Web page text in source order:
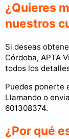
¿Quieres
nuestros
Si deseas
Córdoba, APTA
todos los
Puedes ponerte
Llamando o
601308374.
¿Por qué